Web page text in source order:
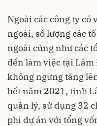
Ngoài các công ty
ngoài, số lượng các
ngoài cũng như các
đến làm việc tại
không ngừng tăng
hết năm 2021, tỉnh
quản lý, sử dụng 32
phi dự án với tổng